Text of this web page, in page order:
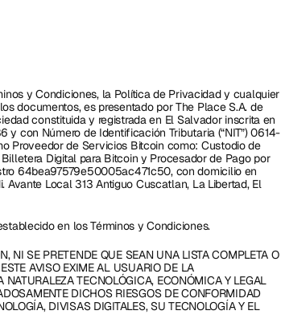
y Condiciones, la Política de Privacidad y cualquier
documentos, es presentado por The Place S.A. de
constituida y registrada en El Salvador inscrita en
con Número de Identificación Tributaria (“NIT”) 0614-
Proveedor de Servicios Bitcoin como: Custodio de
Digital para Bitcoin y Procesador de Pago por
64bea97579e50005ac471c50, con domicilio en
Local 313 Antiguo Cuscatlan, La Libertad, El
en los Términos y Condiciones.
NI SE PRETENDE QUE SEAN UNA LISTA COMPLETA O
AVISO EXIME AL USUARIO DE LA
TECNOLÓGICA, ECONÓMICA Y LEGAL
DICHOS RIESGOS DE CONFORMIDAD
DIVISAS DIGITALES, SU TECNOLOGÍA Y EL